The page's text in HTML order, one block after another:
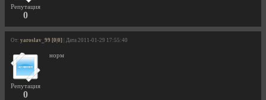
Репутация
0
От: yaroslav_99 [0|0] | Дата 2011-01-29 17:55:40
Репутация
0
норм